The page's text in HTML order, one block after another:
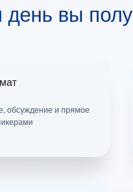
день вы
обсуждение и прямое